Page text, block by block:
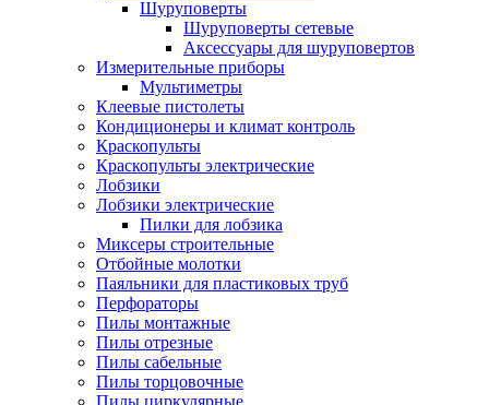
Шуруповерты
Шуруповерты сетевые
Аксессуары для шуруповертов
Измерительные приборы
Мультиметры
Клеевые пистолеты
Кондиционеры и климат контроль
Краскопульты
Краскопульты электрические
Лобзики
Лобзики электрические
Пилки для лобзика
Миксеры строительные
Отбойные молотки
Паяльники для пластиковых труб
Перфораторы
Пилы монтажные
Пилы отрезные
Пилы сабельные
Пилы торцовочные
Пилы циркулярные